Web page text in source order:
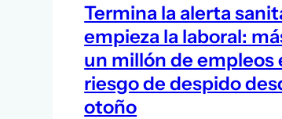
Termina la alerta
empieza la laboral:
un millón de empleos
riesgo de despido
otoño